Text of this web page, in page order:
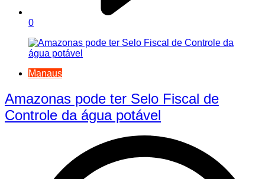
0
Manaus
Amazonas pode ter Selo Fiscal de
Controle da água potável